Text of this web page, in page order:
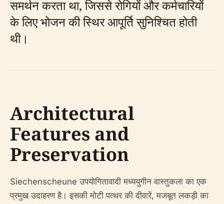
समर्थन करता था, जिससे रोगियों और कर्मचारियों
के लिए भोजन की स्थिर आपूर्ति सुनिश्चित होती
थी।
Architectural
Features and
Preservation
Siechenscheune उपयोगितावादी मध्ययुगीन वास्तुकला का एक
प्रमुख उदाहरण है। इसकी मोटी पत्थर की दीवारें, मजबूत लकड़ी का